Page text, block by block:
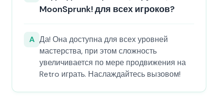
MoonSprunk! для всех игроков?
A Да! Она доступна для всех уровней
мастерства, при этом сложность
увеличивается по мере продвижения на
Retro играть. Наслаждайтесь вызовом!